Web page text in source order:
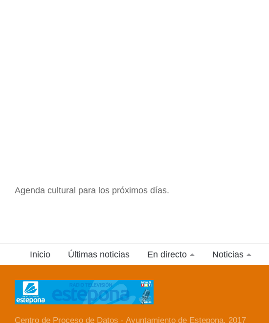
Agenda cultural para los próximos días.
Inicio Últimas noticias En directo Noticias
Centro de Proceso de Datos - Ayuntamiento de Estepona. 2017